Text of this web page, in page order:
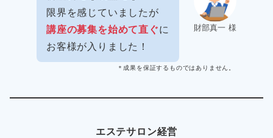
財部真一 様
限界を感じていましたが
講座の募集を始めて直ぐに
お客様が入りました！
＊成果を保証するものではありません。
エステサロン経営